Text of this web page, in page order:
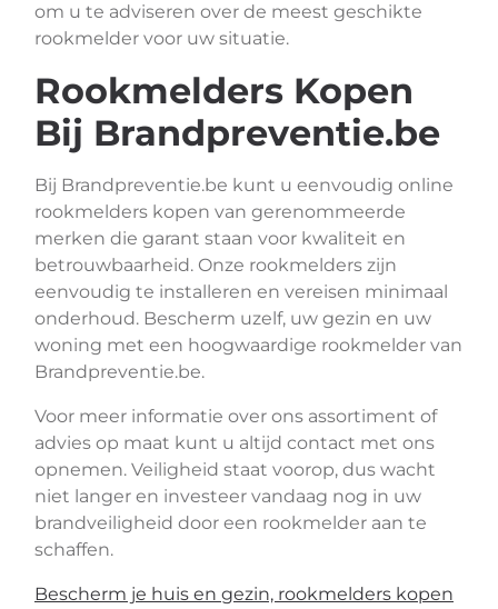
om u te adviseren over de meest geschikte
rookmelder voor uw situatie.
Rookmelders Kopen
Bij Brandpreventie.be
Bij Brandpreventie.be kunt u eenvoudig online
rookmelders kopen van gerenommeerde
merken die garant staan voor kwaliteit en
betrouwbaarheid. Onze rookmelders zijn
eenvoudig te installeren en vereisen minimaal
onderhoud. Bescherm uzelf, uw gezin en uw
woning met een hoogwaardige rookmelder van
Brandpreventie.be.
Voor meer informatie over ons assortiment of
advies op maat kunt u altijd contact met ons
opnemen. Veiligheid staat voorop, dus wacht
niet langer en investeer vandaag nog in uw
brandveiligheid door een rookmelder aan te
schaffen.
Bescherm je huis en gezin, rookmelders kopen